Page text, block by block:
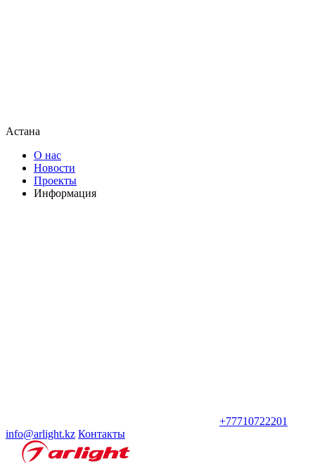
Астана
О нас
Новости
Проекты
Информация
+77710722201
info@arlight.kz Контакты